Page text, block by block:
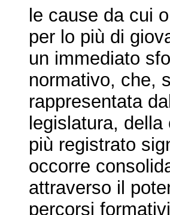
le cause da cui
per lo più di
un immediato
normativo, che,
rappresentata
legislatura,
più registrato
occorre
attraverso il
percorsi